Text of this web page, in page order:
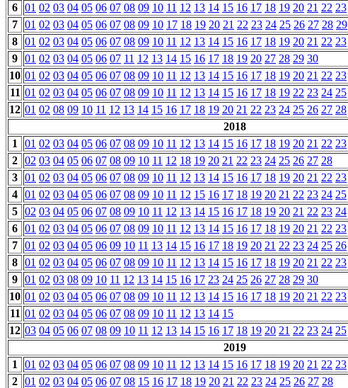
6 01 02 03 04 05 06 07 08 09 10 11 12 13 14 15 16 17 18 19 20 21 22 23
7 01 02 03 04 05 06 07 08 09 10 17 18 19 20 21 22 23 24 25 26 27 28 29
8 01 02 03 04 05 06 07 08 09 10 11 12 13 14 15 16 17 18 19 20 21 22 23
9 01 02 03 04 05 06 07 11 12 13 14 15 16 17 18 19 20 27 28 29 30
10 01 02 03 04 05 06 07 08 09 10 11 12 13 14 15 16 17 18 19 20 21 22 23
11 01 02 03 04 05 06 07 08 09 10 11 12 13 14 15 16 17 18 19 22 23 24 25
12 01 02 08 09 10 11 12 13 14 15 16 17 18 19 20 21 22 23 24 25 26 27 28
2018
1
01 02 03 04 05 06 07 08 09 10 11 12 13 14 15 16 17 18 19 20 21 22 23
2 02 03 04 05 06 07 08 09 10 11 12 18 19 20 21 22 23 24 25 26 27 28
3 01 02 03 04 05 06 07 08 09 10 11 12 13 14 15 16 17 18 19 20 21 22 23
4 01 02 03 04 05 06 07 08 09 10 11 12 15 16 17 18 19 20 21 22 23 24 25
5 02 03 04 05 06 07 08 09 10 11 12 13 14 15 16 17 18 19 20 21 22 23 24
6 01 02 03 04 05 06 07 08 09 10 11 12 13 14 15 16 17 18 19 20 21 22 23
7 01 02 03 04 05 06 09 10 11 13 14 15 16 17 18 19 20 21 22 23 24 25 26
8 01 02 03 04 05 06 07 08 09 10 11 12 13 14 15 16 17 18 19 20 21 22 23
9 01 02 03 08 09 10 11 12 13 14 15 16 17 23 24 25 26 27 28 29 30
10 01 02 03 04 05 06 07 08 09 10 11 12 13 14 15 16 17 18 19 20 21 22 23
11 01 02 03 04 05 06 07 08 09 10 11 12 13 14 15
12 03 04 05 06 07 08 09 10 11 12 13 14 15 16 17 18 19 20 21 22 23 24 25
2019
1
01 02 03 04 05 06 07 08 09 10 11 12 13 14 15 16 17 18 19 20 21 22 23
2 01 02 03 04 05 06 07 08 15 16 17 18 19 20 21 22 23 24 25 26 27 28